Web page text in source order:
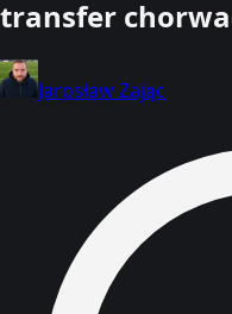
transfer
Jarosław Zając